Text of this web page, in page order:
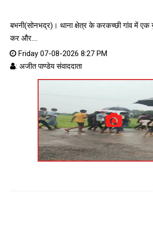
बभनी(सोनभद्र)। थाना क्षेत्र के करकच्छी गांव में एक
कर और....
Friday 07-08-2026 8:27 PM
: अजीत पाण्डेय संवाददाता